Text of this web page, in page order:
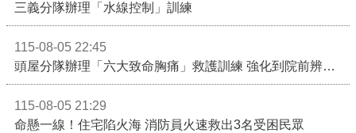
三義分隊辦理「水線控制」訓練
115-08-05 22:45
頭屋分隊辦理「六大致命胸痛」救護訓練 強化到院前辨識能力 提升緊急救護品質
115-08-05 21:29
命懸一線！住宅陷火海 消防員火速救出3名受困民眾